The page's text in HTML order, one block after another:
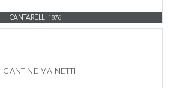
CANTARELLI 1876